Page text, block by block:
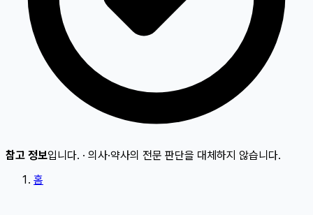
참고 정보입니다. · 의사·약사의 전문 판단을 대체하지 않습니다.
홈